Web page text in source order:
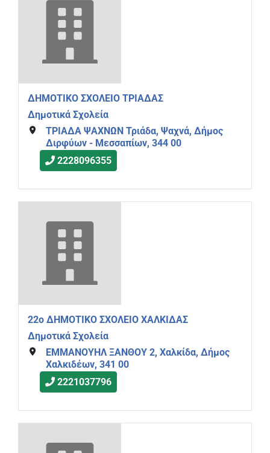
ΔΗΜΟΤΙΚΟ ΣΧΟΛΕΙΟ ΤΡΙΑΔΑΣ
Δημοτικά Σχολεία
ΤΡΙΑΔΑ ΨΑΧΝΩΝ Τριάδα, Ψαχνά, Δήμος
Διρφύων - Μεσσαπίων, 344 00
2228096355
22ο ΔΗΜΟΤΙΚΟ ΣΧΟΛΕΙΟ ΧΑΛΚΙΔΑΣ
Δημοτικά Σχολεία
ΕΜΜΑΝΟΥΗΛ ΞΑΝΘΟΥ 2, Χαλκίδα, Δήμος
Χαλκιδέων, 341 00
2221037796